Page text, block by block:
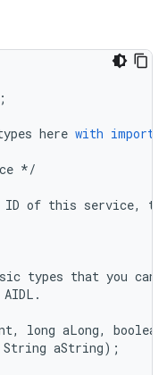
;
here with import
*/
ID of this service,
to
types that you can
AIDL .
, long aLong,
boolean
String aString);